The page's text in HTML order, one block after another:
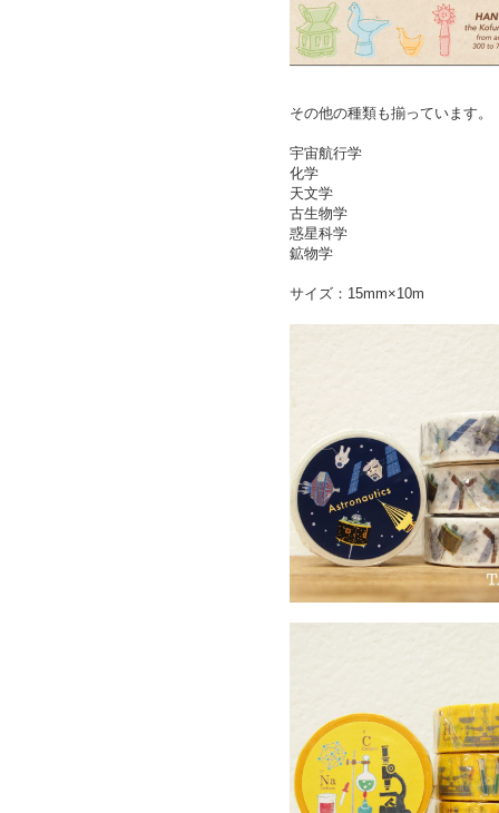
その他の種類も揃っています。
宇宙航行学
化学
天文学
古生物学
惑星科学
鉱物学
サイズ：15mm×10m